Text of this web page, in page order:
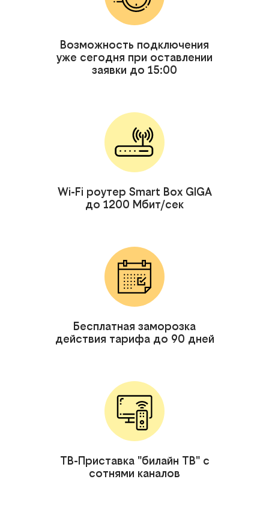
Возможность подключения
уже сегодня при оставлении
заявки до 15:00
Wi-Fi роутер Smart Box GIGA
до 1200 Мбит/сек
Бесплатная заморозка
действия тарифа до 90 дней
ТВ-Приставка "билайн ТВ" с
сотнями каналов